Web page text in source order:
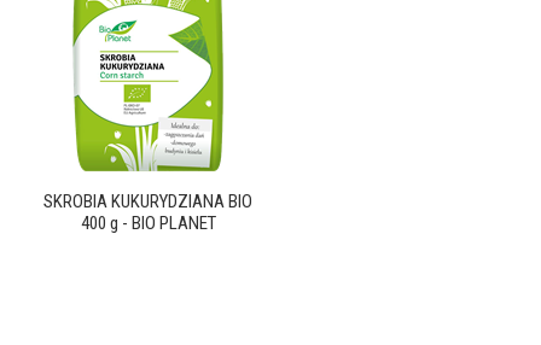
SKROBIA KUKURYDZIANA BIO
400 g - BIO PLANET